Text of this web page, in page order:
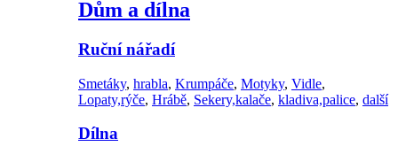
Dům a dílna
Ruční nářadí
Smetáky, hrabla, Krumpáče, Motyky, Vidle,
Lopaty,rýče, Hrábě, Sekery,kalače, kladiva,palice, další
Dílna